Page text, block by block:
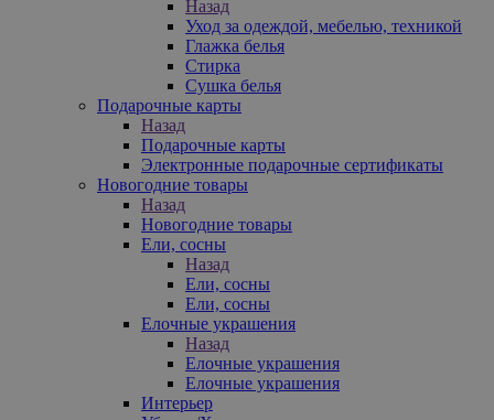
Назад
Уход за одеждой, мебелью, техникой
Глажка белья
Стирка
Сушка белья
Подарочные карты
Назад
Подарочные карты
Электронные подарочные сертификаты
Новогодние товары
Назад
Новогодние товары
Ели, сосны
Назад
Ели, сосны
Ели, сосны
Елочные украшения
Назад
Елочные украшения
Елочные украшения
Интерьер